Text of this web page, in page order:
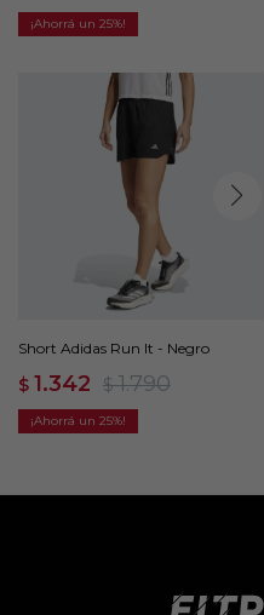
25
Short Adidas Run It - Negro
$ 1.342 $ 1.790
25